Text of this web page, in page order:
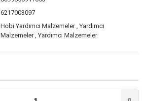
6217003097
Hobi Yardımcı Malzemeler ,Yardımcı
Malzemeler ,Yardımcı Malzemeler